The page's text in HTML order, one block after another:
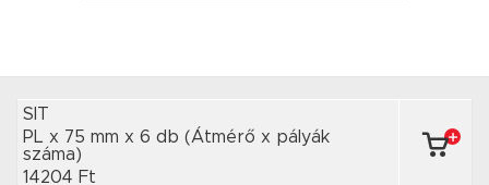
SIT
PL x 75 mm x 6 db (Átmérő x pályák
száma)
14204 Ft